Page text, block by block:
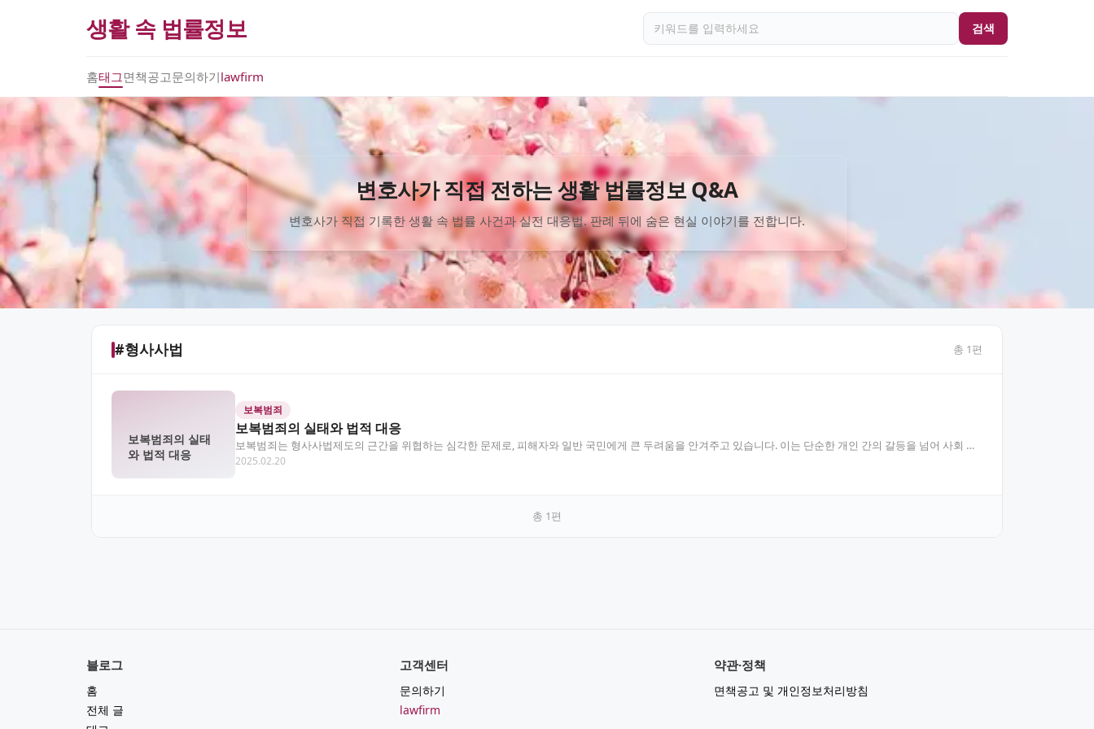
생활 속 법률정보 검색
홈태그면책공고문의하기lawfirm
변호사가 직접 전하는 생활 법률정보 Q&A
변호사가 직접 기록한 생활 속 법률 사건과 실전 대응법. 판례 뒤에 숨은 현실 이야기를 전합니다.
#형사사법 총 1편
보복범죄의 실태
와 법적 대응
보복범죄
보복범죄의 실태와 법적 대응
보복범죄는 형사사법제도의 근간을 위협하는 심각한 문제로, 피해자와 일반 국민에게 큰 두려움을 안겨주고 있습니다. 이는 단순한 개인 간의 갈등을 넘어 사회 전
체의 안전과 정의를 위협…
2025.02.20
총 1편
블로그
홈
전체 글
고객센터
문의하기
lawfirm
약관·정책
면책공고 및 개인정보처리방침